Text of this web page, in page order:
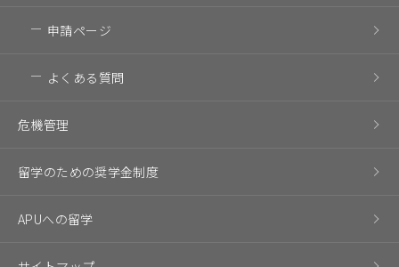
申請ページ
よくある質問
危機管理
留学のための奨学金制度
APUへの留学